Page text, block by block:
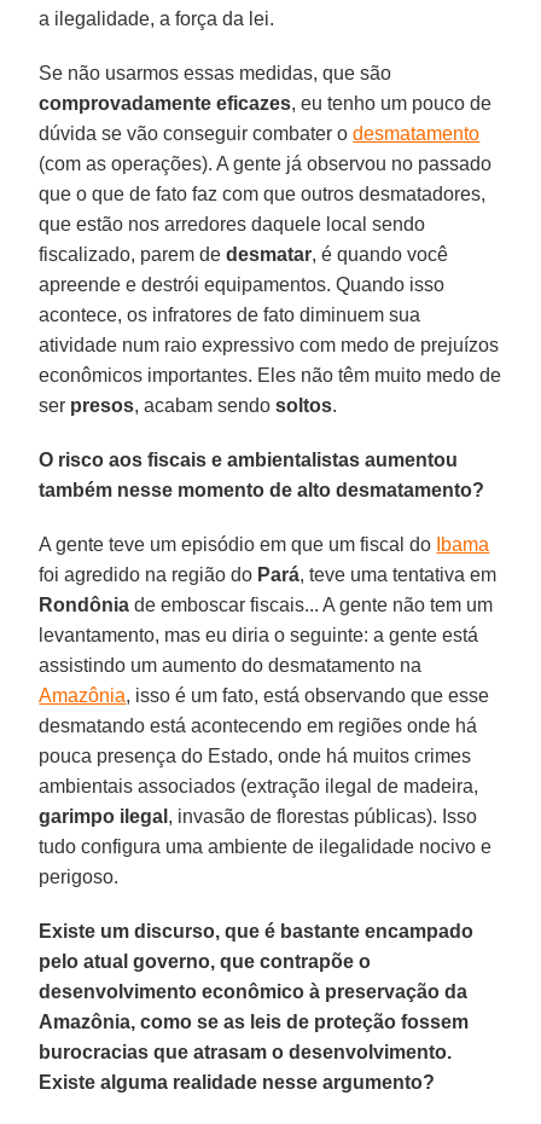
a ilegalidade, a força da lei.
Se não usarmos essas medidas, que são
comprovadamente eficazes, eu tenho um pouco de
dúvida se vão conseguir combater odesmatamento
(com as operações). A gente já observou no passado
que o que de fato faz com que outros desmatadores,
que estão nos arredores daquele local sendo
fiscalizado, parem dedesmatar, é quando você
apreende e destrói equipamentos. Quando isso
acontece, os infratores de fato diminuem sua
atividade num raio expressivo com medo de prejuízos
econômicos importantes. Eles não têm muito medo de
ser presos, acabam sendosoltos.
O risco aos fiscais e ambientalistas aumentou
também nesse momento de alto desmatamento?
A gente teve um episódio em que um fiscal do Ibama
foi agredido na região do Pará, teve uma tentativa em
Rondônia de emboscar fiscais... A gente não tem um
levantamento, mas eu diria o seguinte: a gente está
assistindo um aumento do desmatamento na
Amazônia, isso é um fato, está observando que esse
desmatando está acontecendo em regiões onde há
pouca presença do Estado, onde há muitos crimes
ambientais associados (extração ilegal de madeira,
garimpo ilegal , invasão de florestas públicas). Isso
tudo configura uma ambiente de ilegalidade nocivo e
perigoso.
Existe um discurso, que é bastante encampado
pelo atual governo, que contrapõe o
desenvolvimento econômico à preservação da
Amazônia, como se as leis de proteção fossem
burocracias que atrasam o desenvolvimento.
Existe alguma realidade nesse argumento?